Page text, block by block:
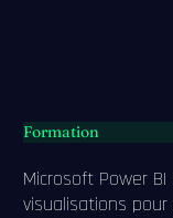
Formation
Microsoft Power
visualisations